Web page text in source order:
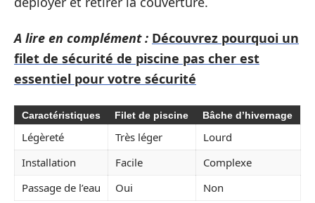
A lire en complément : Découvrez pourquoi un
filet de sécurité de piscine pas cher est
essentiel pour votre sécurité
Caractéristiques Filet de piscine Bâche d’hivernage
Légèreté Très léger
Lourd
Installation
Facile
Complexe
Passage de l’eau
Oui Non